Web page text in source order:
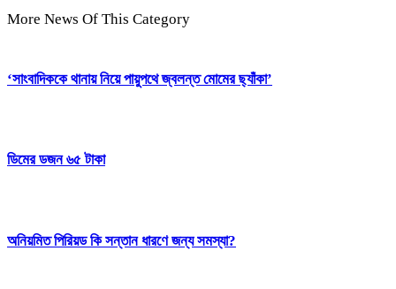
More News Of This Category
‘সাংবাদিককে থানায় নিয়ে পায়ুপথে জ্বলন্ত মোমের ছ্যাঁকা’
ডিমের ডজন ৬৫ টাকা
অনিয়মিত পিরিয়ড কি সন্তান ধারণে জন্য সমস্যা?